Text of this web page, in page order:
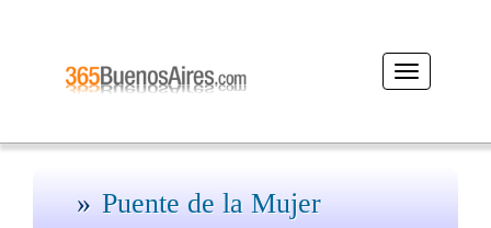
Desplegar
navegación
Puente de la Mujer